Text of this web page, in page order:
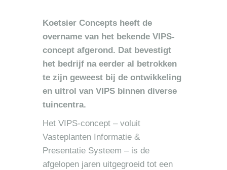
Koetsier Concepts heeft de
overname van het bekende VIPS-
concept afgerond. Dat bevestigt
het bedrijf na eerder al betrokken
te zijn geweest bij de ontwikkeling
en uitrol van VIPS binnen diverse
tuincentra.
Het VIPS-concept – voluit
Vasteplanten Informatie &
Presentatie Systeem – is de
afgelopen jaren uitgegroeid tot een